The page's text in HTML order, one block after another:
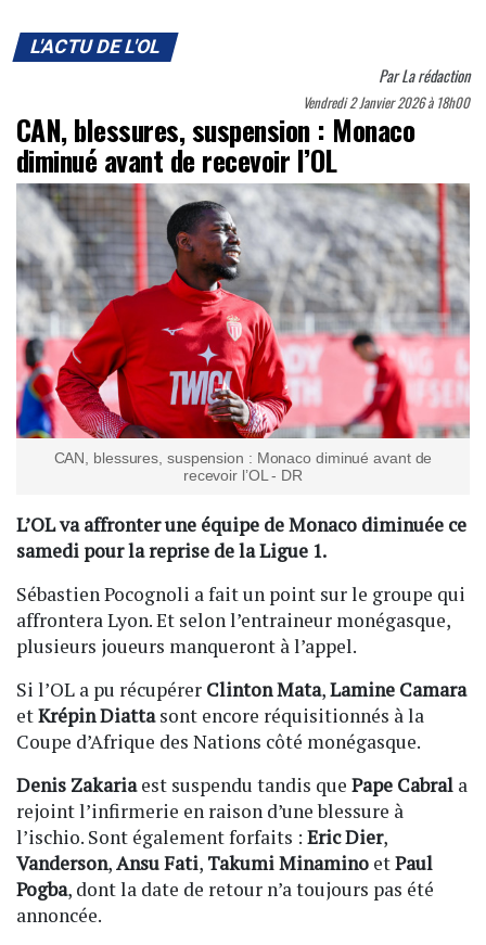
L'ACTU DE L'OL
ParLa rédaction
Vendredi 2 Janvier 2026 à 18h00
CAN, blessures, suspension : Monaco
diminué avant de recevoir l’OL
CAN, blessures, suspension : Monaco diminué avant de
recevoir l’OL - DR
L’OL va affronter une équipe de Monaco diminuée ce
samedi pour la reprise de la Ligue 1.
Sébastien Pocognoli a fait un point sur le groupe qui
affrontera Lyon. Et selon l’entraineur monégasque,
plusieurs joueurs manqueront à l’appel.
Si l’OL a pu récupérer Clinton Mata,Lamine Camara
etKrépin Diattasont encore réquisitionnés à la
Coupe d’Afrique des Nations côté monégasque.
Denis Zakariaest suspendu tandis que Pape Cabral a
rejoint l’infirmerie en raison d’une blessure à
l’ischio. Sont également forfaits : Eric Dier,
Vanderson,Ansu Fati, Takumi Minamino etPaul
Pogba, dont la date de retour n’a toujours pas été
annoncée.